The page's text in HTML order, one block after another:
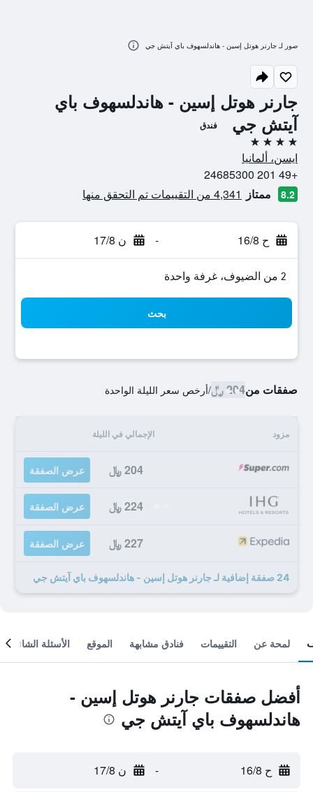
جارنر هوتل إسين - هاندلسهوف باي
آيتش جي
فندق
4 نجوم
ايسن، ألمانيا
+49 201 24685300
8.2 ممتاز 4,341 من التقييمات تم التحقق منها
ح 16/8 - ن 17/8
2 من الضيوف، غرفة واحدة
بحث
صفقات من204 ﷼ /أرخص سعر الليلة الواحدة
مزود الإجمالي في الليلة
204 ﷼ عرض الصفقة
224 ﷼ عرض الصفقة
227 ﷼ عرض الصفقة
24 صفقة إضافية لـ جارنر هوتل إسين - هاندلسهوف باي آيتش جي
صور لـ جارنر هوتل إسين - هاندلسهوف باي آيتش جي
لمحة عن التقييمات فنادق مشابهة الموقع الأسئلة الشائعة
أفضل صفقات جارنر هوتل إسين -
هاندلسهوف باي آيتش جي
ح 16/8 - ن 17/8